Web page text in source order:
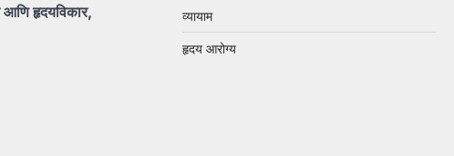
आणिहृदयविकार,
व्यायाम
हृदय आरोग्य